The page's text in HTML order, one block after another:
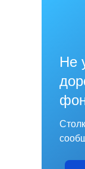
Не